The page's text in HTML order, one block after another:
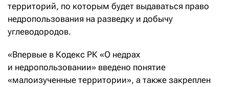
территорий, по которым будет выдаваться право
недропользования на разведку и добычу
углеводородов.
«Впервые в Кодекс РК «О недрах
и недропользовании» введено понятие
«малоизученные территории», а также закреплен